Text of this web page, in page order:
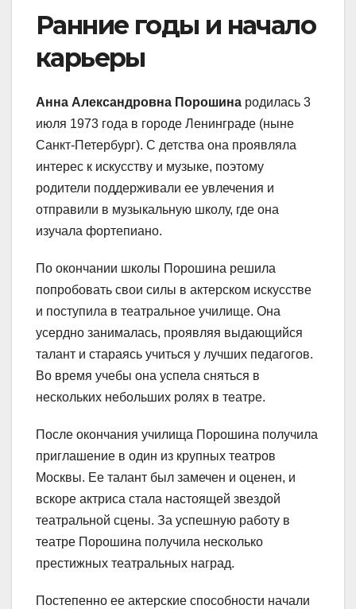
Ранние годы и начало
карьеры
Анна Александровна Порошина родилась 3
июля 1973 года в городе Ленинграде (ныне
Санкт-Петербург). С детства она проявляла
интерес к искусству и музыке, поэтому
родители поддерживали ее увлечения и
отправили в музыкальную школу, где она
изучала фортепиано.
По окончании школы Порошина решила
попробовать свои силы в актерском искусстве
и поступила в театральное училище. Она
усердно занималась, проявляя выдающийся
талант и стараясь учиться у лучших педагогов.
Во время учебы она успела сняться в
нескольких небольших ролях в театре.
После окончания училища Порошина получила
приглашение в один из крупных театров
Москвы. Ее талант был замечен и оценен, и
вскоре актриса стала настоящей звездой
театральной сцены. За успешную работу в
театре Порошина получила несколько
престижных театральных наград.
Постепенно ее актерские способности начали